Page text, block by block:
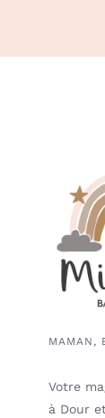
MAMAN,
Votre
à Dour